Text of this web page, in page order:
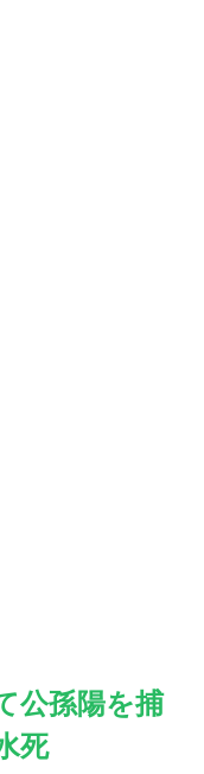
公孫陽を捕
死